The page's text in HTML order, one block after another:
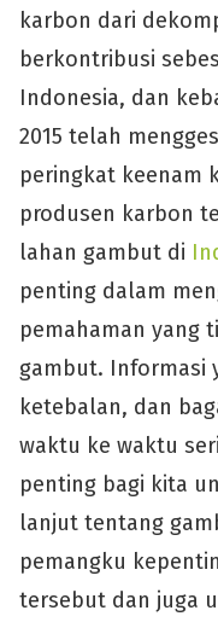
karbon dari
berkontribusi
Indonesia, dan
2015 telah
peringkat keenam
produsen karbon
lahan gambut di
penting dalam
pemahaman yang
gambut. Informasi
ketebalan, dan
waktu ke waktu
penting bagi kita
lanjut tentang
pemangku
tersebut dan juga